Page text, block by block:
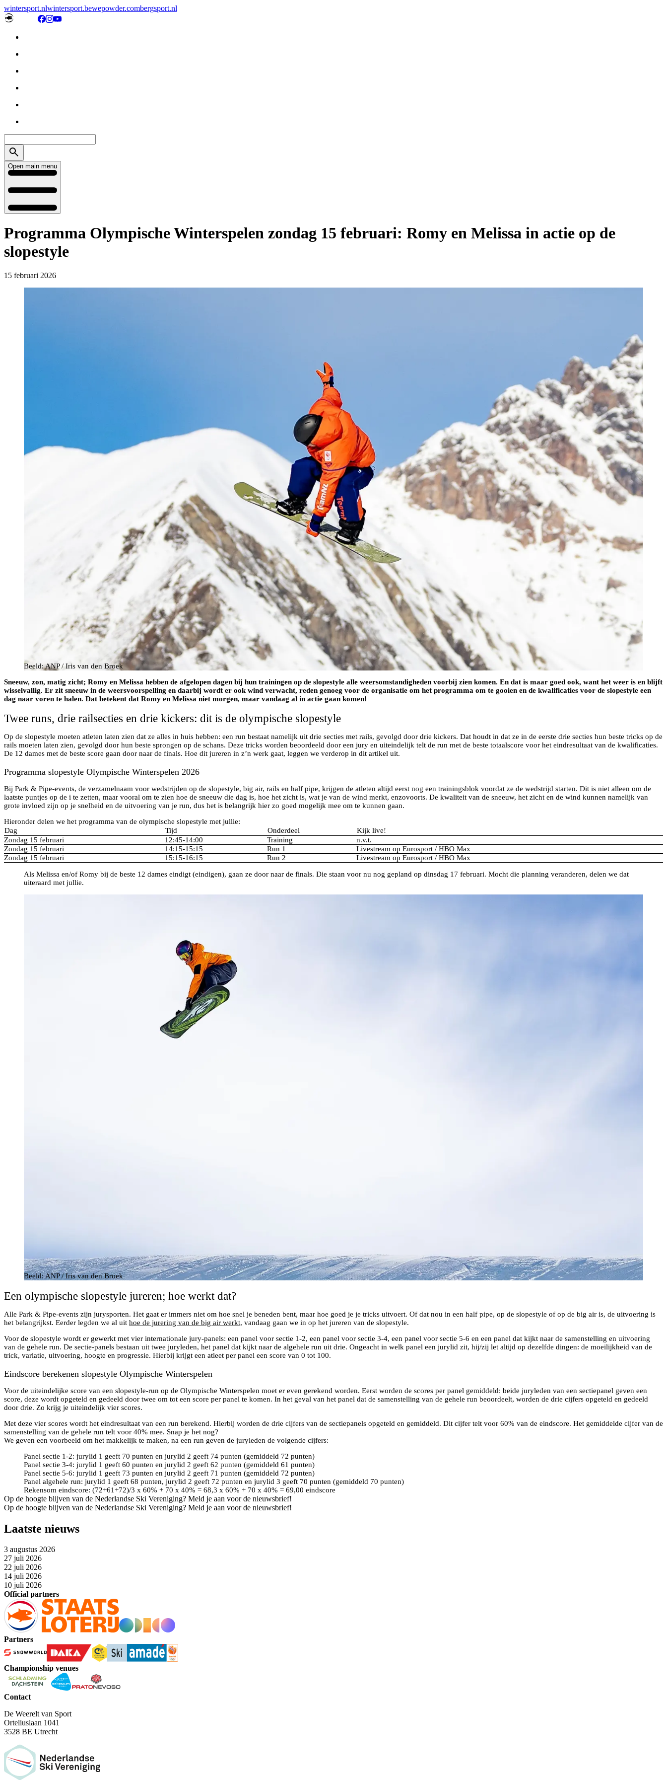
wintersport.nlwintersport.bewepowder.combergsport.nl
Open main menu
Programma Olympische Winterspelen zondag 15 februari: Romy en Melissa in actie op de
slopestyle
15 februari 2026
Beeld: ANP / Iris van den Broek
Sneeuw, zon, matig zicht; Romy en Melissa hebben de afgelopen dagen bij hun trainingen op de slopestyle alle weersomstandigheden voorbij zien komen. En dat is maar goed ook, want het weer is en blijft
wisselvallig. Er zit sneeuw in de weersvoorspelling en daarbij wordt er ook wind verwacht, reden genoeg voor de organisatie om het programma om te gooien en de kwalificaties voor de slopestyle een
dag naar voren te halen. Dat betekent dat Romy en Melissa niet morgen, maar vandaag al in actie gaan komen!
Twee runs, drie railsecties en drie kickers: dit is de olympische slopestyle
Op de slopestyle moeten atleten laten zien dat ze alles in huis hebben: een run bestaat namelijk uit drie secties met rails, gevolgd door drie kickers. Dat houdt in dat ze in de eerste drie secties hun beste tricks op de
rails moeten laten zien, gevolgd door hun beste sprongen op de schans. Deze tricks worden beoordeeld door een jury en uiteindelijk telt de run met de beste totaalscore voor het eindresultaat van de kwalificaties.
De 12 dames met de beste score gaan door naar de finals. Hoe dit jureren in z’n werk gaat, leggen we verderop in dit artikel uit.
Programma slopestyle Olympische Winterspelen 2026
Bij Park & Pipe-events, de verzamelnaam voor wedstrijden op de slopestyle, big air, rails en half pipe, krijgen de atleten altijd eerst nog een trainingsblok voordat ze de wedstrijd starten. Dit is niet alleen om de
laatste puntjes op de i te zetten, maar vooral om te zien hoe de sneeuw die dag is, hoe het zicht is, wat je van de wind merkt, enzovoorts. De kwaliteit van de sneeuw, het zicht en de wind kunnen namelijk van
grote invloed zijn op je snelheid en de uitvoering van je run, dus het is belangrijk hier zo goed mogelijk mee om te kunnen gaan.
Hieronder delen we het programma van de olympische slopestyle met jullie:
Dag
Tijd Onderdeel
Kijk live!
Zondag 15 februari
12:45-14:00 Training
n.v.t.
Zondag 15 februari
14:15-15:15 Run 1
Livestream op Eurosport / HBO Max
Zondag 15 februari
15:15-16:15 Run 2 Livestream op Eurosport / HBO Max
Als Melissa en/of Romy bij de beste 12 dames eindigt (eindigen), gaan ze door naar de finals. Die staan voor nu nog gepland op dinsdag 17 februari. Mocht die planning veranderen, delen we dat
uiteraard met jullie.
Beeld: ANP / Iris van den Broek
Een olympische slopestyle jureren; hoe werkt dat?
Alle Park & Pipe-events zijn jurysporten. Het gaat er immers niet om hoe snel je beneden bent, maar hoe goed je je tricks uitvoert. Of dat nou in een half pipe, op de slopestyle of op de big air is, de uitvoering is
het belangrijkst. Eerder legden we al uit hoe de jurering van de big air werkt, vandaag gaan we in op het jureren van de slopestyle.
Voor de slopestyle wordt er gewerkt met vier internationale jury-panels: een panel voor sectie 1-2, een panel voor sectie 3-4, een panel voor sectie 5-6 en een panel dat kijkt naar de samenstelling en uitvoering
van de gehele run. De sectie-panels bestaan uit twee juryleden, het panel dat kijkt naar de algehele run uit drie. Ongeacht in welk panel een jurylid zit, hij/zij let altijd op dezelfde dingen: de moeilijkheid van de
trick, variatie, uitvoering, hoogte en progressie. Hierbij krijgt een atleet per panel een score van 0 tot 100.
Eindscore berekenen slopestyle Olympische Winterspelen
Voor de uiteindelijke score van een slopestyle-run op de Olympische Winterspelen moet er even gerekend worden. Eerst worden de scores per panel gemiddeld: beide juryleden van een sectiepanel geven een
score, deze wordt opgeteld en gedeeld door twee om tot een score per panel te komen. In het geval van het panel dat de samenstelling van de gehele run beoordeelt, worden de drie cijfers opgeteld en gedeeld
door drie. Zo krijg je uiteindelijk vier scores.
Met deze vier scores wordt het eindresultaat van een run berekend. Hierbij worden de drie cijfers van de sectiepanels opgeteld en gemiddeld. Dit cijfer telt voor 60% van de eindscore. Het gemiddelde cijfer van de
samenstelling van de gehele run telt voor 40% mee. Snap je het nog?
We geven een voorbeeld om het makkelijk te maken, na een run geven de juryleden de volgende cijfers:
Panel sectie 1-2: jurylid 1 geeft 70 punten en jurylid 2 geeft 74 punten (gemiddeld 72 punten)
Panel sectie 3-4: jurylid 1 geeft 60 punten en jurylid 2 geeft 62 punten (gemiddeld 61 punten)
Panel sectie 5-6: jurylid 1 geeft 73 punten en jurylid 2 geeft 71 punten (gemiddeld 72 punten)
Panel algehele run: jurylid 1 geeft 68 punten, jurylid 2 geeft 72 punten en jurylid 3 geeft 70 punten (gemiddeld 70 punten)
Rekensom eindscore: (72+61+72)/3 x 60% + 70 x 40% = 68,3 x 60% + 70 x 40% = 69,00 eindscore
Op de hoogte blijven van de Nederlandse Ski Vereniging? Meld je aan voor de nieuwsbrief!
Op de hoogte blijven van de Nederlandse Ski Vereniging? Meld je aan voor de nieuwsbrief!
Laatste nieuws
3 augustus 2026
27 juli 2026
22 juli 2026
14 juli 2026
10 juli 2026
Official partners
Partners
Championship venues
Contact
De Weerelt van Sport
Orteliuslaan 1041
3528 BE Utrecht